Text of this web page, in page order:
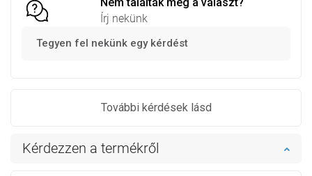
Nem találták meg a választ?
Írj nekünk
Tegyen fel nekünk egy kérdést
További kérdések lásd
Kérdezzen a termékről